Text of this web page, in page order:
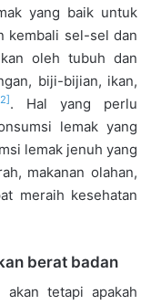
yang baik untuk
kembali sel-sel dan
oleh tubuh dan
biji-bijian, ikan,
. Hal yang perlu
lemak yang
lemak jenuh yang
makanan olahan,
meraih kesehatan
berat badan
tetapi apakah